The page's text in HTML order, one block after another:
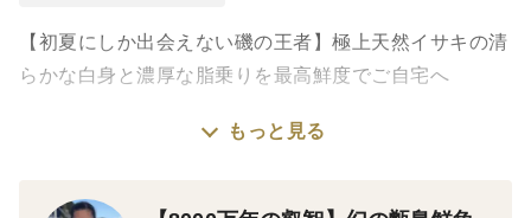
【初夏にしか出会えない磯の王者】極上天然イサキの清
らかな白身と濃厚な脂乗りを最高鮮度でご自宅へ
※こちらの商品は2026年8月中下旬発送商品です。お刺
ドでご注文が来ておりますので、ページが公開されてい
もっと見る